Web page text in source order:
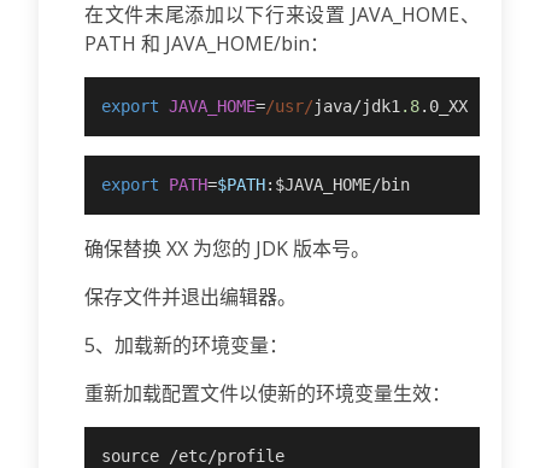
在文件末尾添加以下行来设置 JAVA_HOME、
PATH 和 JAVA_HOME/bin：
export JAVA_HOME=/usr/java/jdk1.8.0_XX
export PATH=$PATH:$JAVA_HOME/bin
确保替换 XX 为您的 JDK 版本号。
保存文件并退出编辑器。
5、加载新的环境变量：
重新加载配置文件以使新的环境变量生效：
source /etc/profile